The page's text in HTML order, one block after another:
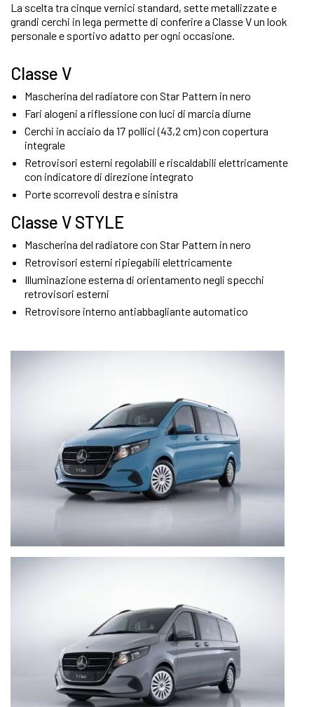
La scelta tra cinque vernici standard, sette metallizzate e
grandi cerchi in lega permette di conferire a Classe V un look
personale e sportivo adatto per ogni occasione.
Classe V
Mascherina del radiatore con Star Pattern in nero
Fari alogeni a riflessione con luci di marcia diurne
Cerchi in acciaio da 17 pollici (43,2 cm) con copertura
integrale
Retrovisori esterni regolabili e riscaldabili elettricamente
con indicatore di direzione integrato
Porte scorrevoli destra e sinistra
Classe V STYLE
Mascherina del radiatore con Star Pattern in nero
Retrovisori esterni ripiegabili elettricamente
Illuminazione esterna di orientamento negli specchi
retrovisori esterni
Retrovisore interno antiabbagliante automatico